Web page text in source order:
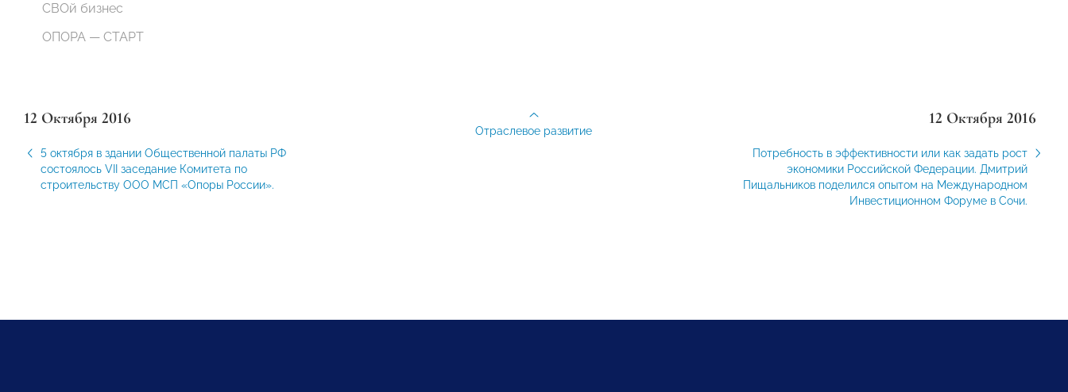
СВОй бизнес
ОПОРА — СТАРТ
12 Октября 2016
5 октября в здании Общественной палаты РФ
состоялось VII заседание Комитета по
строительству ООО МСП «Опоры России».
12 Октября 2016
Потребность в эффективности или как задать рост
экономики Российской Федерации. Дмитрий
Пищальников поделился опытом на Международном
Инвестиционном Форуме в Сочи.
Отраслевое развитие